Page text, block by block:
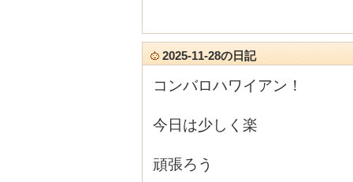
2025-11-28の日記
コンバロハワイアン！
今日は少しく楽
頑張ろう